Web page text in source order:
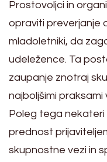
Prostovoljci in
opraviti preverjanje
mladoletniki, da
udeležence. Ta
zaupanje znotraj
najboljšimi praksami
Poleg tega
prednost
skupnostne vezi in